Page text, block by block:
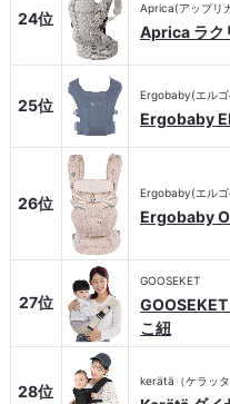
24位
Aprica(アップリ
Aprica ラク
25位
Ergobaby(エル
Ergobaby
26位
Ergobaby(エル
Ergobaby
27位
GOOSEKET
こ紐
28位
kerätä（ケラッタ